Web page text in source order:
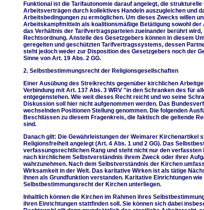
Funktional ist die Tarifautonomie darauf angelegt, die
Arbeitsverträgen durch kollektives Handeln auszugleichen und
Arbeitsbedingungen zu ermöglichen. Um dieses Zwecks willen
Arbeitskampfmitteln als koalitionsmäßige Betätigung sowohl
das Verhältnis der Tarifvertragsparteien zueinander berührt
Rechtsordnung. Anstelle des Gesetzgebers können in diesem
geregelten und geschützten Tarifvertragssystems, dessen
steht jedoch weder zur Disposition des Gesetzgebers noch der
Sinne von Art. 19 Abs. 2 GG.
2. Selbstbestimmungsrecht der Religionsgesellschaften
Einer Ausübung des Streikrechts gegenüber kirchlichen
Verbindung mit Art. 137 Abs. 3 WRV "in den Schranken des für
entgegenstehen. Wie weit dieses Recht reicht und wo seine
Diskussion soll hier nicht aufgenommen werden. Das
wechselnden Positionen Stellung genommen. Die folgenden
Beschlüssen zu diesem Fragenkreis, die faktisch die geltende
sind.
Danach gilt: Die Gewährleistungen der Weimarer Kirchenartikel
Religionsfreiheit angelegt (Art. 4 Abs. 1 und 2 GG). Das
verfassungsrechtlichen Rang und steht nicht nur den
nach kirchlichem Selbstverständnis ihrem Zweck oder ihrer
wahrzunehmen. Nach dem Selbstverständnis der Kirchen
Wirksamkeit in der Welt. Das karitative Wirken ist als tätige
ihnen als Grundfunktion verstanden. Karitative Einrichtungen
Selbstbestimmungsrecht der Kirchen unterliegen.
Inhaltlich können die Kirchen im Rahmen ihres
ihren Einrichtungen stattfinden soll. Sie können sich dabei